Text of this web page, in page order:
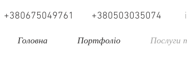
Головна Портфоліо Послуги
+380675049761 +380503035074